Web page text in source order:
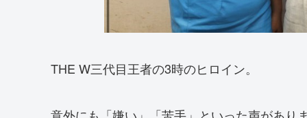
THE W三代目王者の3時のヒロイン。
意外にも「嫌い」「苦手」といった声があり